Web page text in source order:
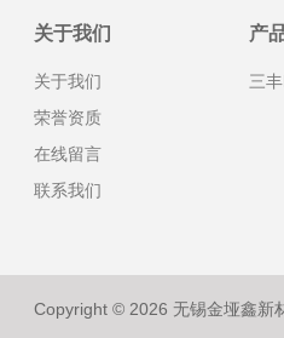
关于我们
关于我们
荣誉资质
在线留言
联系我们
产
三
Copyright © 2026 无锡金垭鑫新